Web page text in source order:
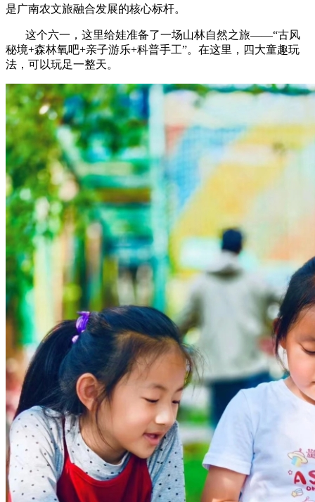
是广南农文旅融合发展的核心标杆。
这个六一，这里给娃准备了一场山林自然之旅——“古风
秘境+森林氧吧+亲子游乐+科普手工”。在这里，四大童趣玩
法，可以玩足一整天。